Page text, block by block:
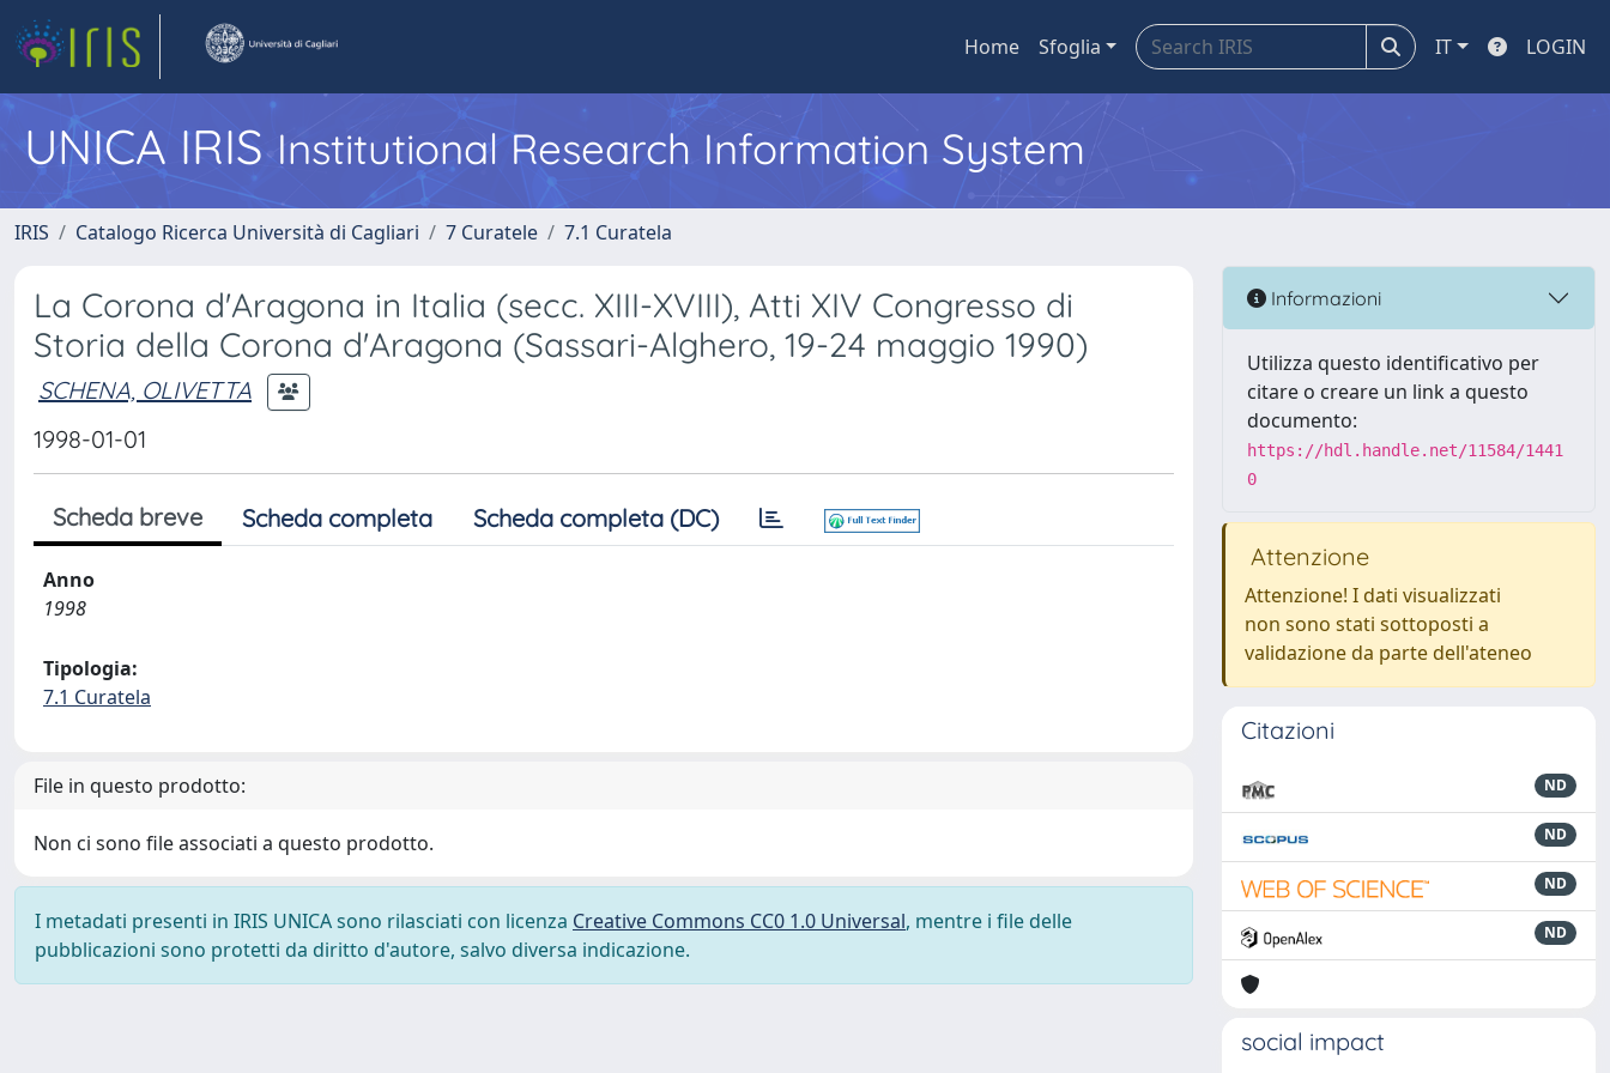
Home Sfoglia IT LOGIN
UNICA IRISInstitutional Research Information System
IRIS Catalogo Ricerca Università di Cagliari 7 Curatele 7.1 Curatela
La Corona d'Aragona in Italia (secc. XIII-XVIII), Atti XIV Congresso di
Storia della Corona d'Aragona (Sassari-Alghero, 19-24 maggio 1990)
SCHENA, OLIVETTA
1998-01-01
Scheda breve Scheda completa Scheda completa (DC)
Anno
1998
Tipologia:
7.1 Curatela
File in questo prodotto:
Non ci sono file associati a questo prodotto.
I metadati presenti in IRIS UNICA sono rilasciati con licenza Creative Commons CC0 1.0 Universal, mentre i file delle
pubblicazioni sono protetti da diritto d'autore, salvo diversa indicazione.
Informazioni
Utilizza questo identificativo per
citare o creare un link a questo
documento:
https://hdl.handle.net/11584/1441
0
Attenzione
Attenzione! I dati visualizzati
non sono stati sottoposti a
validazione da parte dell'ateneo
Citazioni
ND
ND
ND
ND
social impact